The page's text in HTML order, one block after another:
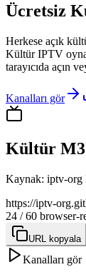
Ücretsiz
Herkese açık
Kültür IPTV
tarayıcıda açın
Kanalları gör
Kültür
Kaynak: iptv-org
https://iptv-
24 / 60 browser-
URL kopyala
Kanalları gör